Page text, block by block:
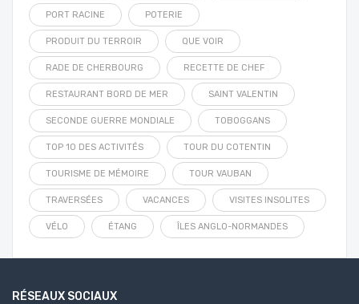
PORT RACINE POTERIE
PRODUIT DU TERROIR QUE VOIR
RADE DE CHERBOURG RECETTE DE CHEF
RESTAURANT BORD DE MER SAINT VALENTIN
SECONDE GUERRE MONDIALE TOBOGGANS
TOP 10 DES ACTIVITÉS TOUR DU COTENTIN
TOURISME DE MÉMOIRE TOUR VAUBAN
TRAVERSÉES VACANCES VISITES INSOLITES
VÉLO ÉTANG ÎLES ANGLO-NORMANDES
RÉSEAUX SOCIAUX